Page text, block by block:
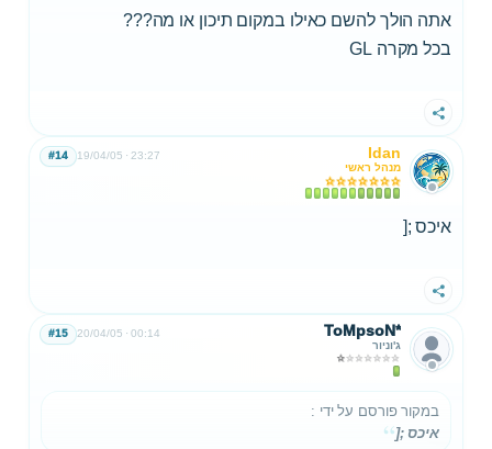
אתה הולך להשם כאילו במקום תיכון או מה???
בכל מקרה GL
שתף
Idan
מנהל ראשי
19/04/05 23:27
#14
איכס ;[
שתף
ToMpsoN*
ג'וניור
20/04/05 00:14
#15
במקור פורסם על ידי :
איכס ;[